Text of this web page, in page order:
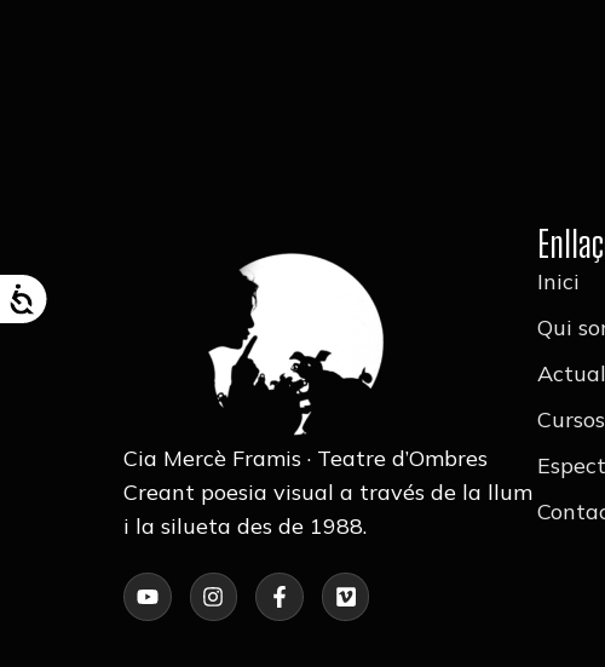
Cia Mercè Framis · Teatre d’Ombres
Creant poesia visual a través de la llum
i la silueta des de 1988.
Inici
Qui